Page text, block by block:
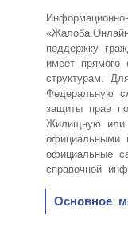
поддержку
имеет прямого
структурам.
Федеральную
защиты прав
Жилищную или
официальными
официальные
справочной
Основное